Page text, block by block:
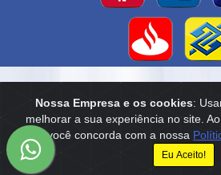
Nossa Empresa e os cookies:
melhorar a sua experiência no site.
você concorda com a nossa
Eu Aceito!
Reservamo-nos o direito de qualquer erro
direito de alterar, a qualquer momento,
informações